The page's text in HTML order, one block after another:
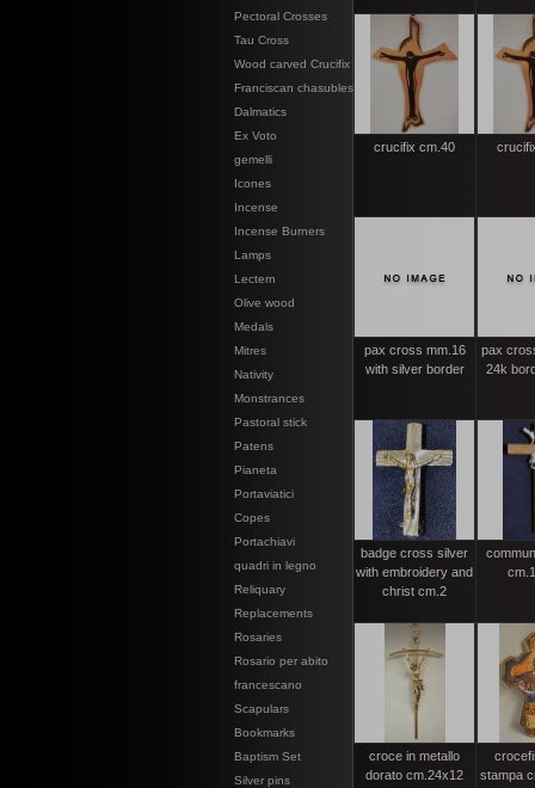
Pectoral Crosses
Tau Cross
Wood carved Crucifix
Franciscan chasubles
Dalmatics
Ex Voto
gemelli
Icones
Incense
Incense Burners
Lamps
Lectern
Olive wood
Medals
Mitres
Nativity
Monstrances
Pastoral stick
Patens
Pianeta
Portaviatici
Copes
Portachiavi
quadri in legno
Reliquary
Replacements
Rosaries
Rosario per abito
francescano
Scapulars
Bookmarks
Baptism Set
Silver pins
crucifix cm.40
pax cross mm.16
with silver border
pax
24k
badge cross silver
with embroidery and
christ cm.2
croce in metallo
dorato cm.24x12
stampa